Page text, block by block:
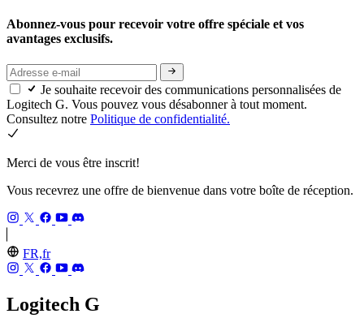
Abonnez-vous pour recevoir votre offre spéciale et vos
avantages exclusifs.
Je souhaite recevoir des communications personnalisées de
Logitech G. Vous pouvez vous désabonner à tout moment.
Consultez notre Politique de confidentialité.
Merci de vous être inscrit!
Vous recevrez une offre de bienvenue dans votre boîte de réception.
FR,fr
Logitech G